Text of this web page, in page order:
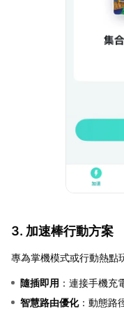
3. 加速棒行動方案
專為掌機模式或行動熱點
隨插即用 ：連接手機充
智慧路由優化：動態路